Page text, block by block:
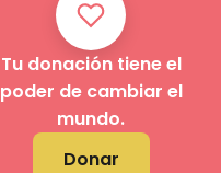
Tu donación tiene el
poder de cambiar el
mundo.
Donar